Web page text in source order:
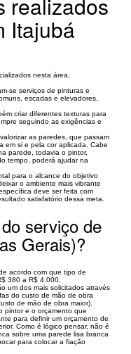
Itajubá
nesta área,
se serviços de pinturas e
escadas e elevadores,
criar diferentes texturas para
seguindo as exigências e
as paredes, que passam
em si e pela cor aplicada. Cabe
parede, todavia o pintor,
tempo, poderá ajudar na
para o alcance do objetivo
o ambiente mais vibrante
deve ser feita com
satisfatório dessa meta.
serviço de
Gerais)?
acordo com que tipo de
380 a R$ 4.000.
um dos mais solicitados através
do custo de mão de obra
de mão de obra maior).
pintor e o orçamento que
para definir um orçamento de
Como é lógico pensar, não é
sobre uma parede lisa branca
para colocar a fiação